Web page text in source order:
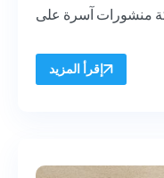
إقرأ المزيد